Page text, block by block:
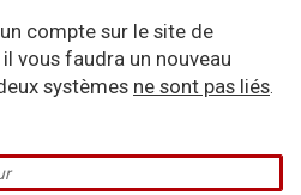
compte sur le site de
vous faudra un nouveau
systèmes ne sont pas liés.